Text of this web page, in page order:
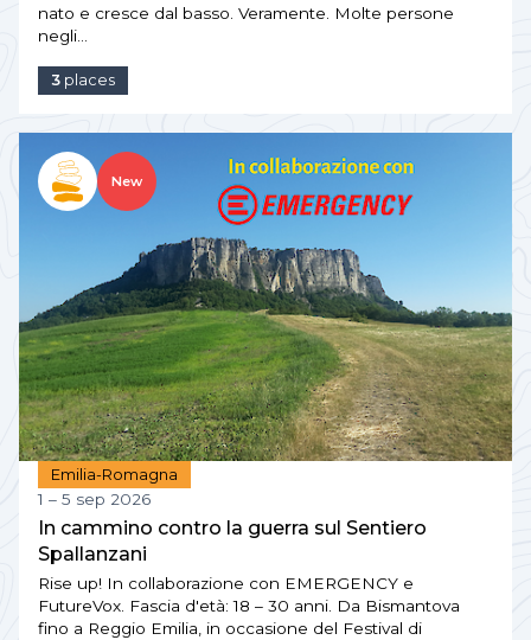
nato e cresce dal basso. Veramente. Molte persone
negli…
3 places
New
Emilia-Romagna
1 – 5 sep 2026
In cammino contro la guerra sul Sentiero
Spallanzani
Rise up! In collaborazione con EMERGENCY e
FutureVox. Fascia d'età: 18 – 30 anni. Da Bismantova
fino a Reggio Emilia, in occasione del Festival di